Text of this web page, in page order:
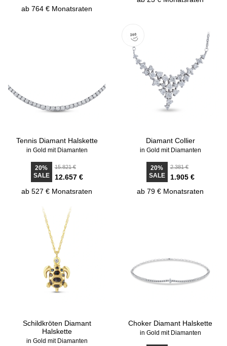
ab 764 € Monatsraten
Tennis Diamant Halskette
in Gold mit Diamanten
20%
SALE
15.821 €
12.657 €
ab 527 € Monatsraten
Diamant Collier
in Gold mit Diamanten
20%
SALE
2.381 €
1.905 €
ab 79 € Monatsraten
Schildkröten Diamant
Halskette
in Gold mit Diamanten
Choker Diamant Halskette
in Gold mit Diamanten